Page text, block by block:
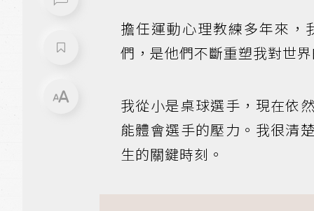
擔任運動心理教練多年來
們，是他們不斷重塑我對世
我從小是桌球選手，現在依
能體會選手的壓力。我很清
生的關鍵時刻。